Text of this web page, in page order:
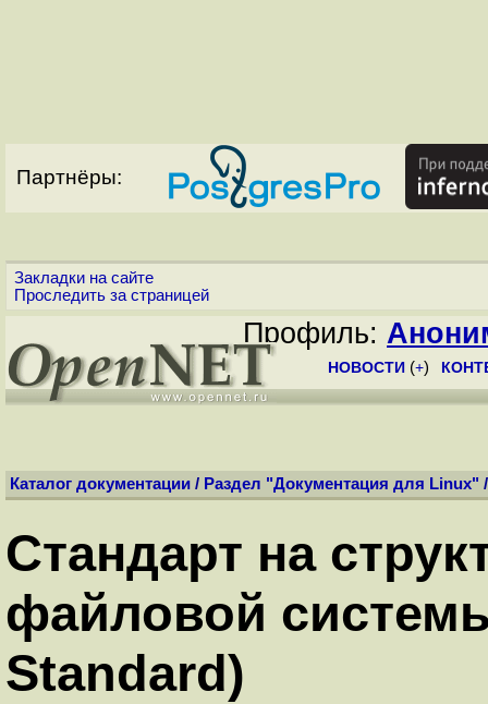
Партнёры:
Закладки на сайте
Проследить за страницей
Профиль:
НОВОСТИ (+)
Каталог документации / Раздел "Документация для Linux"
Стандарт на
файловой
Standard)